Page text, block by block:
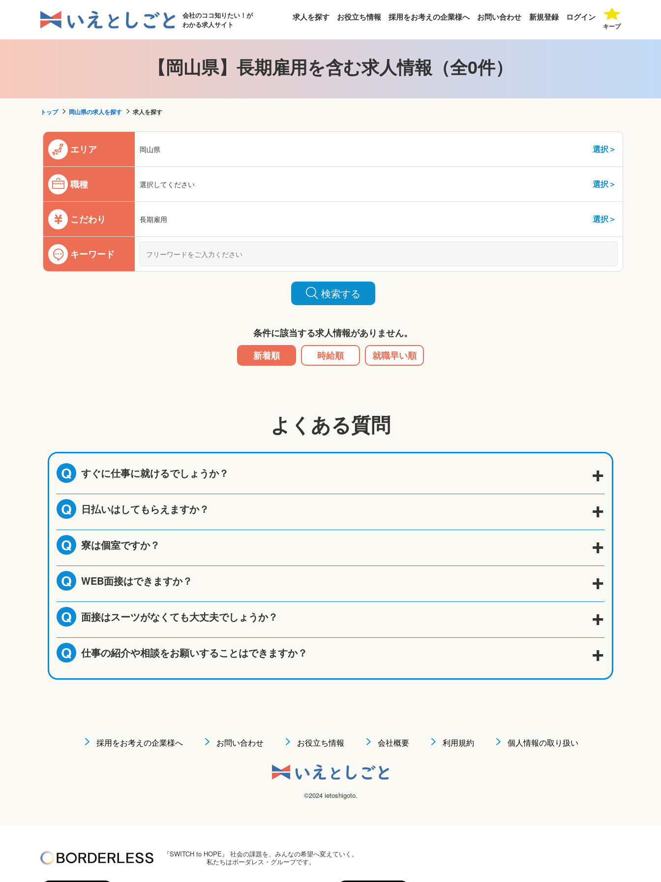
会社のココ知りたい！が
わかる求人サイト
求人を探す お役立ち情報 採用をお考えの企業様へ お問い合わせ 新規登録 ログイン
キープ
【岡山県】長期雇用を含む求人情報（全0件）
トップ 岡山県の求人を探す 求人を探す
エリア 岡山県 選択＞
職種 選択してください 選択＞
こだわり 長期雇用 選択＞
キーワード
検索する
条件に該当する求人情報がありません。
新着順
時給順 就職早い順
よくある質問
Q すぐに仕事に就けるでしょうか？
Q 日払いはしてもらえますか？
Q 寮は個室ですか？
Q WEB面接はできますか？
Q 面接はスーツがなくても大丈夫でしょうか？
Q 仕事の紹介や相談をお願いすることはできますか？
採用をお考えの企業様へ お問い合わせ お役立ち情報 会社概要 利用規約 個人情報の取り扱い
©2024 ietoshigoto.
『SWITCH to HOPE』 社会の課題を、みんなの希望へ変えていく。
私たちはボーダレス・グループです。